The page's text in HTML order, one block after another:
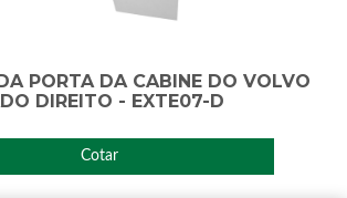
PORTA DA CABINE DO VOLVO
DIREITO - EXTE07-D
Cotar